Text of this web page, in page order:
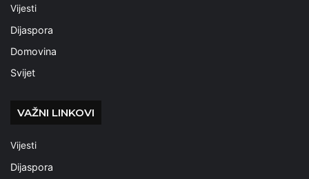
Vijesti
Dijaspora
Domovina
Svijet
VAŽNI LINKOVI
Vijesti
Dijaspora